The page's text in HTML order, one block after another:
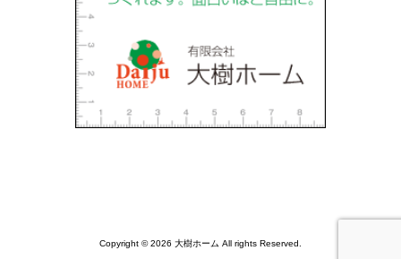
Copyright © 2026 大樹ホーム All rights Reserved.